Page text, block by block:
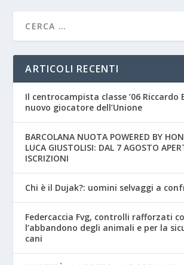
ARTICOLI RECENTI
Il centrocampista classe ’06 Riccardo
nuovo giocatore dell’Unione
BARCOLANA NUOTA POWERED BY
LUCA GIUSTOLISI: DAL 7 AGOSTO
ISCRIZIONI
Chi è il Dujak?: uomini selvaggi a
Federcaccia Fvg, controlli rafforzati
l’abbandono degli animali e per la
cani